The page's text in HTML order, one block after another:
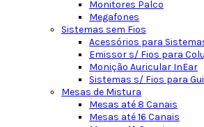
Monitores Palco
Megafones
Sistemas sem Fios
Acessórios para
Emissor s/ Fios para
Monição Auricular InEar
Sistemas s/ Fios para
Mesas de Mistura
Mesas até 8 Canais
Mesas até 16 Canais